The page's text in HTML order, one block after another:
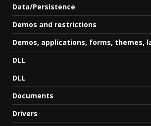
Data/Persistence
Demos and restrictions
Demos, applications, forms, themes,
DLL
DLL
Documents
Drivers